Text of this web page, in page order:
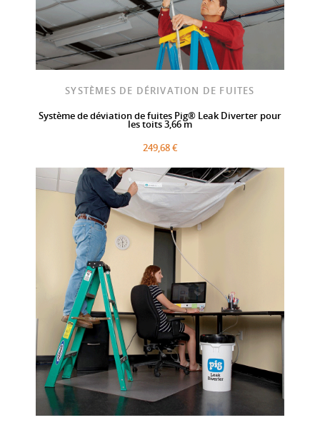
SYSTÈMES DE DÉRIVATION DE FUITES
Système de déviation de fuites Pig® Leak Diverter pour
les toits 3,66 m
249,68 €